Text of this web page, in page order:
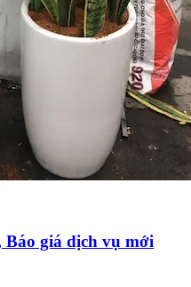
giá dịch vụ mới